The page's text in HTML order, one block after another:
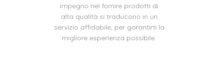
impegno nel fornire prodotti di
alta qualità si traducono in un
servizio affidabile, per garantirti la
migliore esperienza possibile.